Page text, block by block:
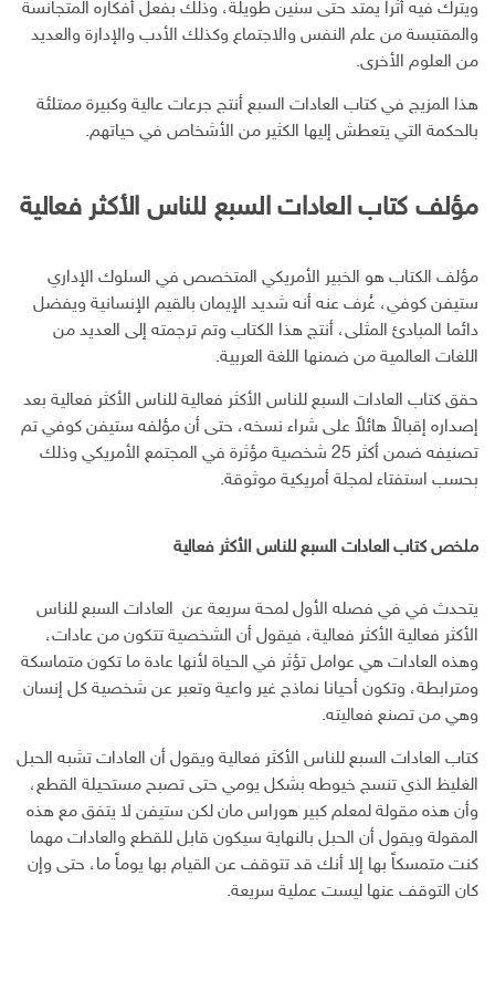
ويترك فيه أثراً يمتد حتى سنين طويلة، وذلك بفعل أفكاره المتجانسة
والمقتبسة من علم النفس والاجتماع وكذلك الأدب والإدارة والعديد
من العلوم الأخرى.
هذا المزيج في كتاب العادات السبع أنتج جرعات عالية وكبيرة ممتلئة
بالحكمة التي يتعطش إليها الكثير من الأشخاص في حياتهم.
مؤلف كتاب العادات السبع للناس الأكثر فعالية
مؤلف الكتاب هو الخبير الأمريكي المتخصص في السلوك الإداري
ستيفن كوفي، عُرف عنه أنه شديد الإيمان بالقيم الإنسانية ويفضل
دائما المبادئ المثلى، أنتج هذا الكتاب وتم ترجمته إلى العديد من
اللغات العالمية من ضمنها اللغة العربية.
حقق كتاب العادات السبع للناس الأكثر فعالية للناس الأكثر فعالية بعد
إصداره إقبالاً هائلاً على شراء نسخه، حتى أن مؤلفه ستيفن كوفي تم
تصنيفه ضمن أكثر 25 شخصية مؤثرة في المجتمع الأمريكي وذلك
بحسب استفتاء لمجلة أمريكية موثوقة.
ملخص كتاب العادات السبع للناس الأكثر فعالية
يتحدث في في فصله الأول لمحة سريعة عن العادات السبع للناس
الأكثر فعالية الأكثر فعالية، فيقول أن الشخصية تتكون من عادات،
وهذه العادات هي عوامل تؤثر في الحياة لأنها عادة ما تكون متماسكة
ومترابطة، وتكون أحيانا نماذج غير واعية وتعبر عن شخصية كل إنسان
وهي من تصنع فعاليته.
كتاب العادات السبع للناس الأكثر فعالية ويقول أن العادات تشبه الحبل
الغليظ الذي تنسج خيوطه بشكل يومي حتى تصبح مستحيلة القطع،
وأن هذه مقولة لمعلم كبير هوراس مان لكن ستيفن لا يتفق مع هذه
المقولة ويقول أن الحبل بالنهاية سيكون قابل للقطع والعادات مهما
كنت متمسكاً بها إلا أنك قد تتوقف عن القيام بها يوماً ما، حتى وإن
كان التوقف عنها ليست عملية سريعة.